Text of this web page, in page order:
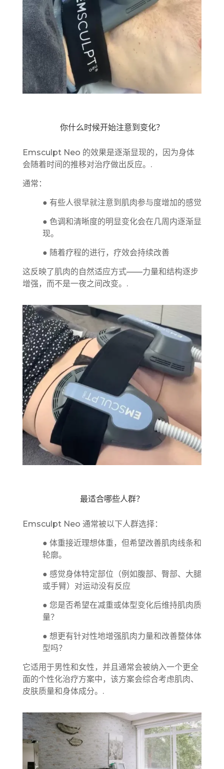
你什么时候开始注意到变化？
Emsculpt Neo 的效果是逐渐显现的，因为身体
会随着时间的推移对治疗做出反应。.
通常：
● 有些人很早就注意到肌肉参与度增加的感觉
● 色调和清晰度的明显变化会在几周内逐渐显
现。
● 随着疗程的进行，疗效会持续改善
这反映了肌肉的自然适应方式——力量和结构逐步
增强，而不是一夜之间改变。.
最适合哪些人群？
Emsculpt Neo 通常被以下人群选择：
● 体重接近理想体重，但希望改善肌肉线条和
轮廓。
● 感觉身体特定部位（例如腹部、臀部、大腿
或手臂）对运动没有反应
● 您是否希望在减重或体型变化后维持肌肉质
量？
● 想更有针对性地增强肌肉力量和改善整体体
型吗？
它适用于男性和女性，并且通常会被纳入一个更全
面的个性化治疗方案中，该方案会综合考虑肌肉、
皮肤质量和身体成分。.